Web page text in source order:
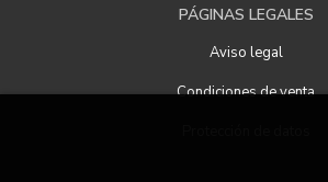
PÁGINAS LEGALES
Aviso legal
Condiciones de venta